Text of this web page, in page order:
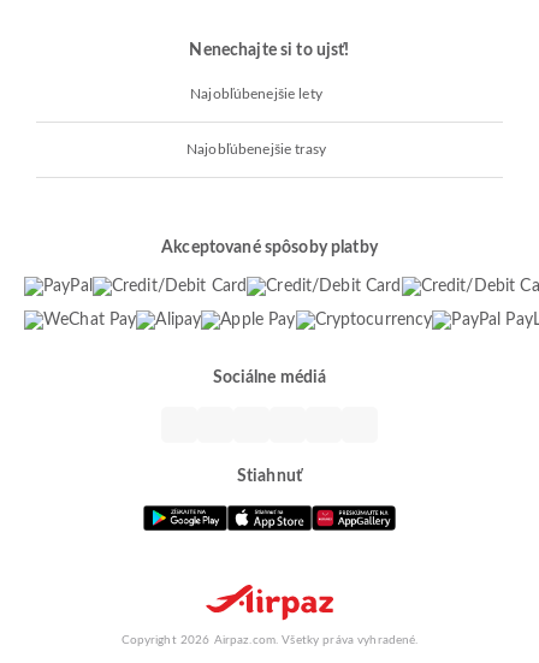
Nenechajte si to ujsť!
Najobľúbenejšie lety
Najobľúbenejšie trasy
Akceptované spôsoby platby
Sociálne médiá
Stiahnuť
Copyright 2026 Airpaz.com. Všetky práva vyhradené.